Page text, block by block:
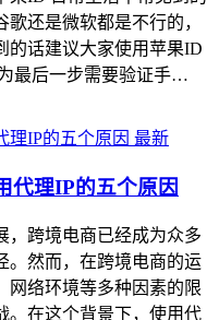
还是微软都是不行的，
的话建议大家使用苹果ID
最后一步需要验证手…
最新
代理IP的五个原因
，跨境电商已经成为众多
。然而，在跨境电商的运
网络环境等多种因素的限
。在这个背景下，使用代